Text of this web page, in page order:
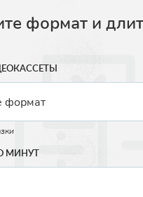
формат и
МИНУТ